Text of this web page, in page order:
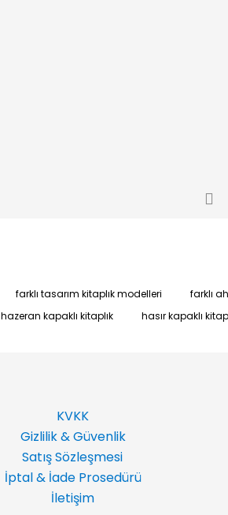
farklı tasarım kitaplık modelleri farklı
hazeran kapaklı kitaplık hasır kapaklı
KVKK
Gizlilik & Güvenlik
Satış Sözleşmesi
İptal & İade Prosedürü
İletişim